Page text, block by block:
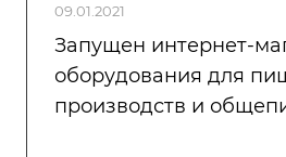
09.01.2021
Запущен интернет-
оборудования для
производств и